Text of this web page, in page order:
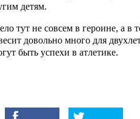
детям.
тут не совсем в героине, а в
довольно много для
быть успехи в атлетике.